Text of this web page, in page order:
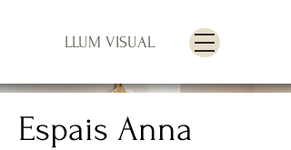
LLUM VISUAL
Espais Anna